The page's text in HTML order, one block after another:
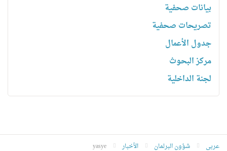
بیانات صحفیة
تصریحات صحفیة
جدول الأعمال
مركز البحوث
لجنة الداخلية
عربى شؤون البرلمان الأخبار yasye